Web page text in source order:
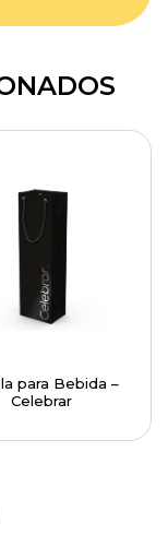
para Bebida –
Celebrar